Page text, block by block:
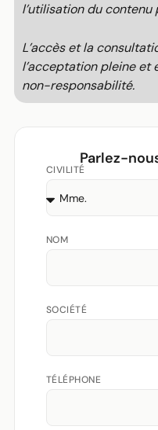
l’utilisation du contenu
L’accès et la
l’acceptation pleine et
non-responsabilité.
Parlez-
CIVILITÉ
NOM
SOCIÉTÉ
TÉLÉPHONE